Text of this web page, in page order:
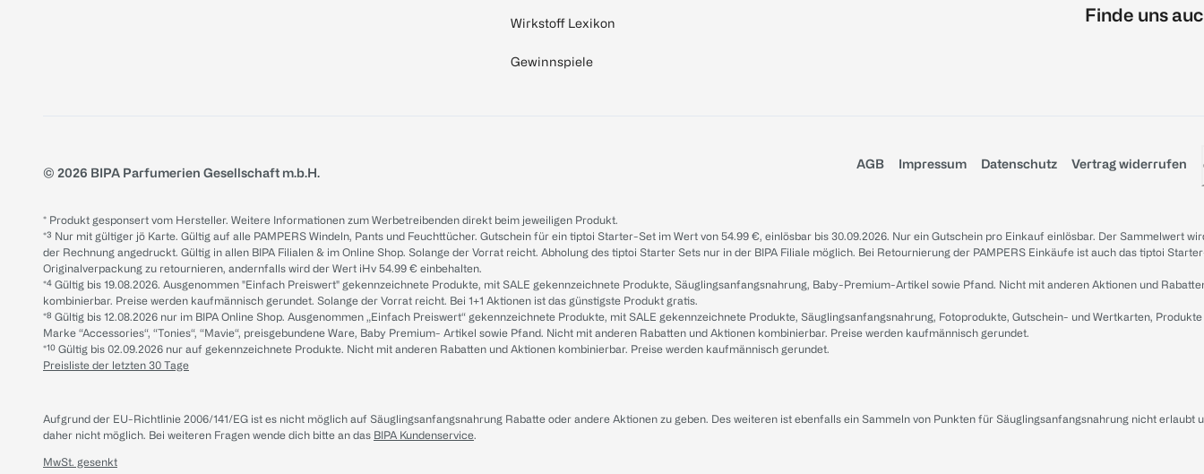
Wirkstoff Lexikon
Gewinnspiele
Finde uns
© 2026 BIPA Parfumerien Gesellschaft m.b.H.
AGB Impressum Datenschutz Vertrag widerrufen
* Produkt gesponsert vom Hersteller. Weitere Informationen zum Werbetreibenden direkt beim jeweiligen Produkt.
*³ Nur mit gültiger jö Karte. Gültig auf alle PAMPERS Windeln, Pants und Feuchttücher. Gutschein für ein tiptoi Starter-Set im Wert von 54.99 €, einlösbar bis 30.09.2026. Nur ein Gutschein pro Einkauf einlösbar. Der Sammelwert
der Rechnung angedruckt. Gültig in allen BIPA Filialen & im Online Shop. Solange der Vorrat reicht. Abholung des tiptoi Starter Sets nur in der BIPA Filiale möglich. Bei Retournierung der PAMPERS Einkäufe ist auch das tiptoi
Originalverpackung zu retournieren, andernfalls wird der Wert iHv 54.99 € einbehalten.
*⁴ Gültig bis 19.08.2026. Ausgenommen "Einfach Preiswert" gekennzeichnete Produkte, mit SALE gekennzeichnete Produkte, Säuglingsanfangsnahrung, Baby-Premium-Artikel sowie Pfand. Nicht mit anderen Aktionen und
kombinierbar. Preise werden kaufmännisch gerundet. Solange der Vorrat reicht. Bei 1+1 Aktionen ist das günstigste Produkt gratis.
*⁸ Gültig bis 12.08.2026 nur im BIPA Online Shop. Ausgenommen „Einfach Preiswert“ gekennzeichnete Produkte, mit SALE gekennzeichnete Produkte, Säuglingsanfangsnahrung, Fotoprodukte, Gutschein- und Wertkarten,
Marke “Accessories“, “Tonies“, “Mavie“, preisgebundene Ware, Baby Premium- Artikel sowie Pfand. Nicht mit anderen Rabatten und Aktionen kombinierbar. Preise werden kaufmännisch gerundet.
*¹⁰ Gültig bis 02.09.2026 nur auf gekennzeichnete Produkte. Nicht mit anderen Rabatten und Aktionen kombinierbar. Preise werden kaufmännisch gerundet.
Preisliste der letzten 30 Tage
Aufgrund der EU-Richtlinie 2006/141/EG ist es nicht möglich auf Säuglingsanfangsnahrung Rabatte oder andere Aktionen zu geben. Des weiteren ist ebenfalls ein Sammeln von Punkten für Säuglingsanfangsnahrung nicht erlaubt
daher nicht möglich. Bei weiteren Fragen wende dich bitte an das BIPA Kundenservice.
MwSt. gesenkt